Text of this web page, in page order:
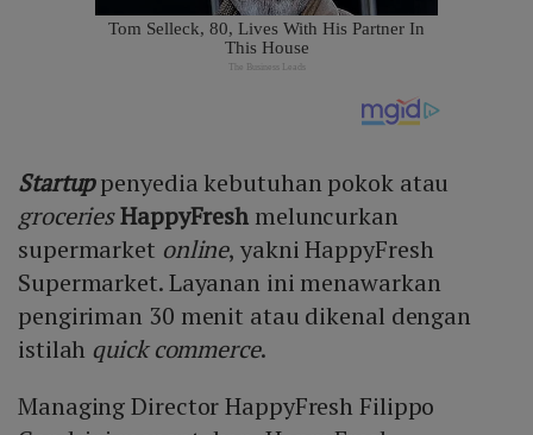
Startup penyedia kebutuhan pokok atau
groceriesHappyFresh meluncurkan
supermarket online, yakni HappyFresh
Supermarket. Layanan ini menawarkan
pengiriman 30 menit atau dikenal dengan
istilah quick commerce.
Managing Director HappyFresh Filippo